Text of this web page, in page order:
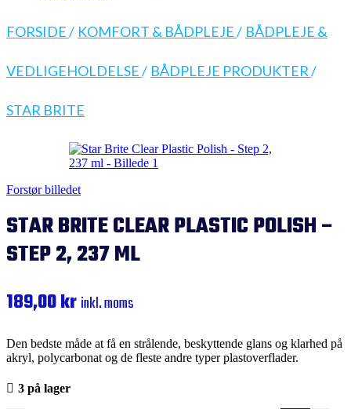
FORSIDE/ KOMFORT & BÅDPLEJE/ BÅDPLEJE &
VEDLIGEHOLDELSE/ BÅDPLEJE PRODUKTER/
STAR BRITE
Forstør billedet
STAR BRITE CLEAR PLASTIC POLISH –
STEP 2, 237 ML
189,00kr inkl. moms
Den bedste måde at få en strålende, beskyttende glans og klarhed på
akryl, polycarbonat og de fleste andre typer plastoverflader.
3 på lager